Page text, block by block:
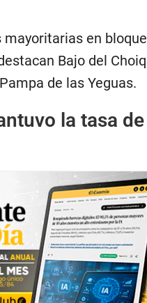
en
Bajo del
de las Yeguas.
la tasa